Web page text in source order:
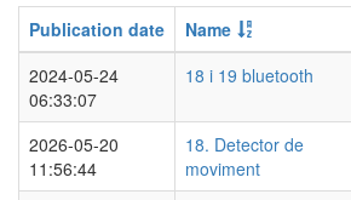
Publication date Name
2024-05-24
06:33:07
18 i 19 bluetooth
2026-05-20
11:56:44
18. Detector de
moviment